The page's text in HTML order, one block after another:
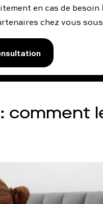
en cas de besoin
chez vous
comment